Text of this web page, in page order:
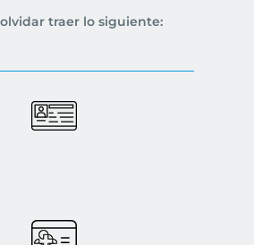
traer lo siguiente: